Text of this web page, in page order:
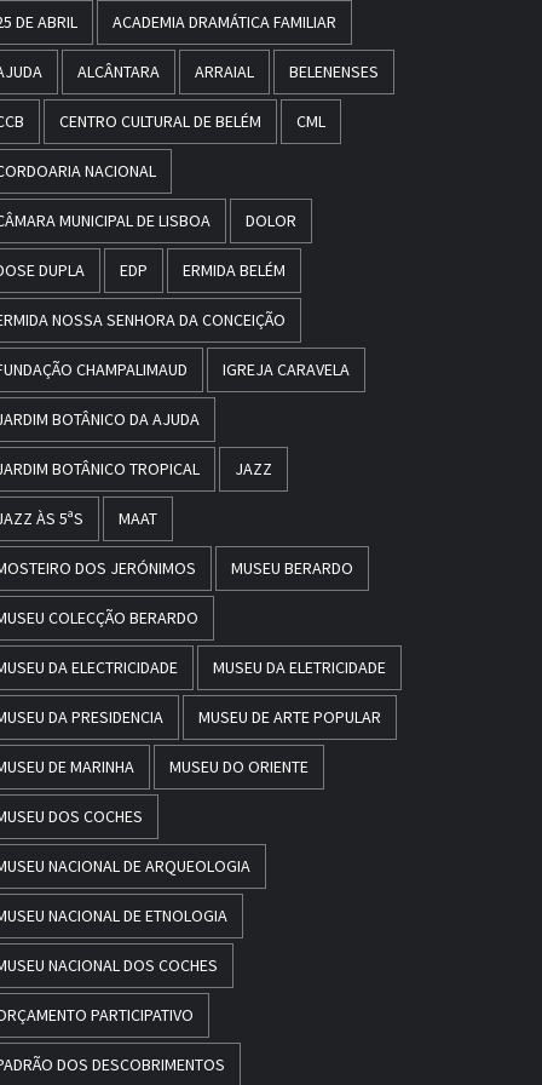
DE ABRIL ACADEMIA DRAMÁTICA FAMILIAR
ALCÂNTARA ARRAIAL BELENENSES
CENTRO CULTURAL DE BELÉM CML
NACIONAL
MUNICIPAL DE LISBOA DOLOR
DUPLA EDP ERMIDA BELÉM
NOSSA SENHORA DA CONCEIÇÃO
CHAMPALIMAUD IGREJA CARAVELA
BOTÂNICO DA AJUDA
BOTÂNICO TROPICAL JAZZ
ÀS 5ªS MAAT
DOS JERÓNIMOS MUSEU BERARDO
COLECÇÃO BERARDO
DA ELECTRICIDADE MUSEU DA ELETRICIDADE
DA PRESIDENCIA MUSEU DE ARTE POPULAR
DE MARINHA MUSEU DO ORIENTE
DOS COCHES
NACIONAL DE ARQUEOLOGIA
NACIONAL DE ETNOLOGIA
NACIONAL DOS COCHES
PARTICIPATIVO
DOS DESCOBRIMENTOS